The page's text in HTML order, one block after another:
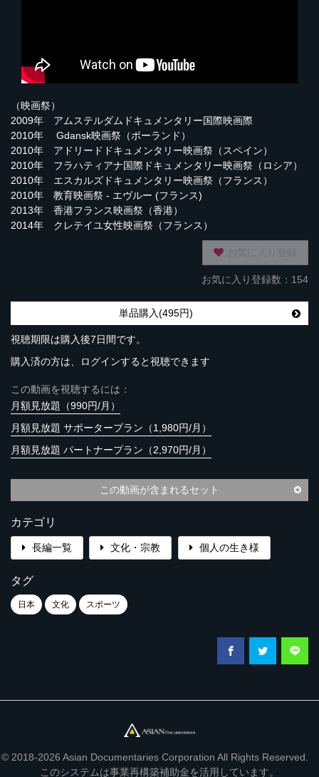
（映画祭）
2009年 アムステルダムドキュメンタリー国際映画際
2010年 Gdansk映画祭（ポーランド）
2010年 アドリードドキュメンタリー映画祭（スペイン）
2010年 フラハティアナ国際ドキュメンタリー映画祭（ロシア）
2010年 エスカルズドキュメンタリー映画祭（フランス）
2010年 教育映画祭 - エヴルー (フランス)
2013年 香港フランス映画祭（香港）
2014年 クレテイユ女性映画祭（フランス）
お気に入り登録数：154
単品購入(495円)
視聴期限は購入後7日間です。
購入済の方は、ログインすると視聴できます
この動画を視聴するには：
月額見放題（990円/月）
月額見放題 サポータープラン（1,980円/月）
月額見放題 パートナープラン（2,970円/月）
この動画が含まれるセット
カテゴリ
長編一覧 文化・宗教 個人の生き様
タグ
日本 文化 スポーツ
© 2018-2026 Asian Documentaries Corporation All Rights Reserved.
このシステムは事業再構築補助金を活用しています。